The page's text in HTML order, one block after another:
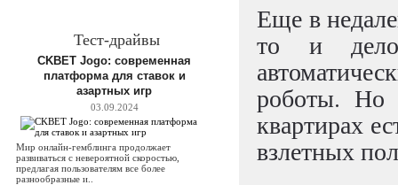
Тест-драйвы
CKBET Jogo: современная
платформа для ставок и
азартных игр
03.09.2024
Мир онлайн-гемблинга продолжает
развиваться с невероятной скоростью,
предлагая пользователям все более
разнообразные и..
Еще в
то и
роботы. Но
квартирах
взлетных